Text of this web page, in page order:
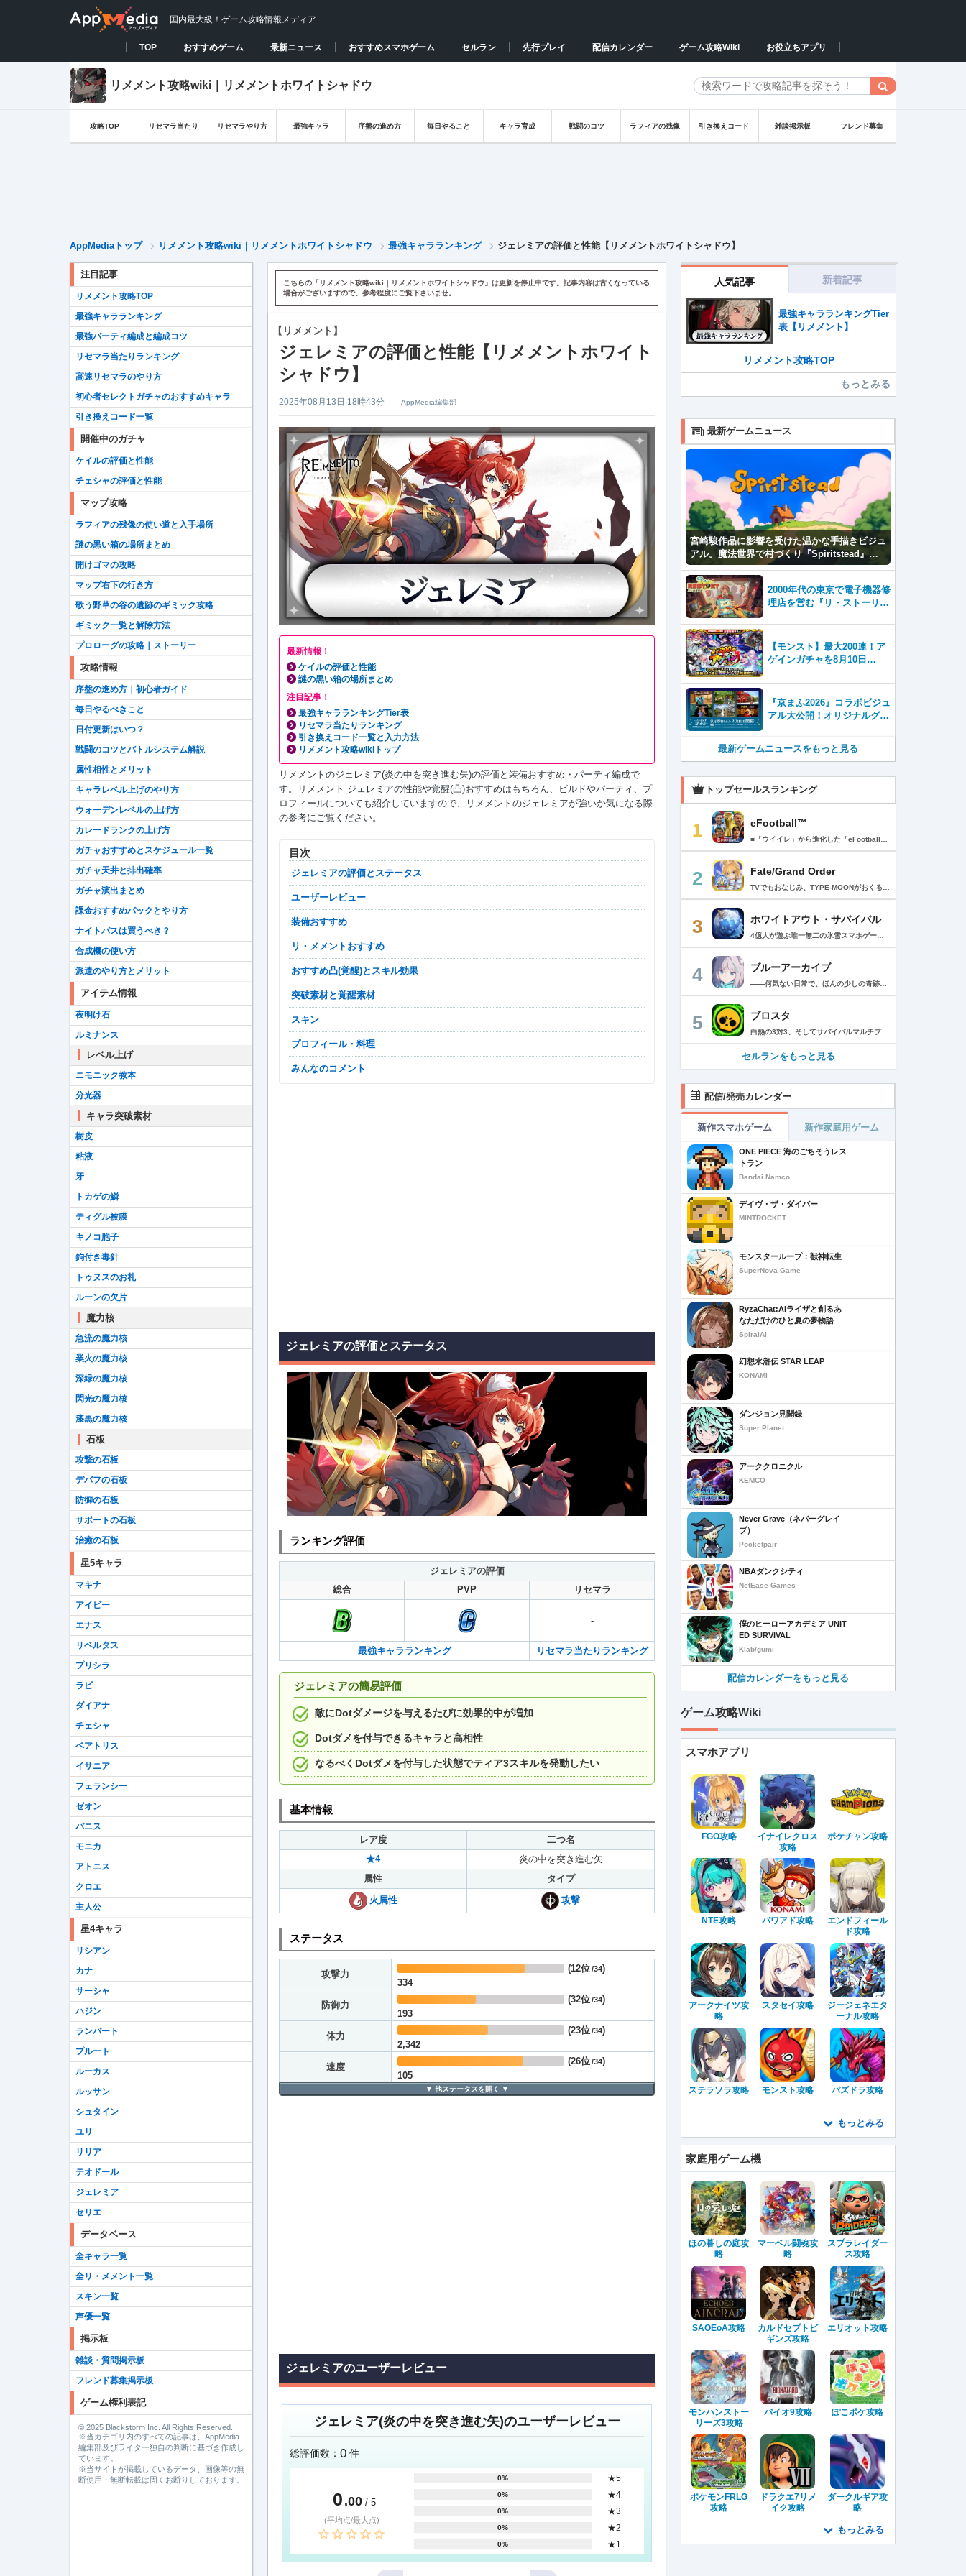
国内最大級！ゲーム攻略情報メディア
TOP おすすめゲーム 最新ニュース おすすめスマホゲーム セルラン 先行プレイ 配信カレンダー ゲーム攻略Wiki お役立ちアプリ
リメメント攻略wiki｜リメメントホワイトシャドウ
攻略TOP リセマラ当たり リセマラやり方 最強キャラ 序盤の進め方 毎日やること キャラ育成 戦闘のコツ ラフィアの残像 引き換えコード 雑談掲示板 フレンド募集
AppMediaトップ リメメント攻略wiki｜リメメントホワイトシャドウ 最強キャラランキング ジェレミアの評価と性能【リメメントホワイトシャドウ】
こちらの「リメメント攻略wiki｜リメメントホワイトシャドウ」は更新を停止中です。記事内容は古くなっている
場合がございますので、参考程度にご覧下さいませ。
【リメメント】
ジェレミアの評価と性能【リメメントホワイト
シャドウ】
2025年08月13日 18時43分 AppMedia編集部
最新情報！
ケイルの評価と性能
謎の黒い箱の場所まとめ
注目記事！
最強キャラランキングTier表
リセマラ当たりランキング
引き換えコード一覧と入力方法
リメメント攻略wikiトップ
リメメントのジェレミア(炎の中を突き進む矢)の評価と装備おすすめ・パーティ編成で
す。リメメント ジェレミアの性能や覚醒(凸)おすすめはもちろん、ビルドやパーティ、プ
ロフィールについても紹介していますので、リメメントのジェレミアが強いか気になる際
の参考にご覧ください。
目次
ジェレミアの評価とステータス
ユーザーレビュー
装備おすすめ
リ・メメントおすすめ
おすすめ凸(覚醒)とスキル効果
突破素材と覚醒素材
スキン
プロフィール・料理
みんなのコメント
ジェレミアの評価とステータス
ランキング評価
ジェレミアの評価
総合 PVP リセマラ
-
最強キャラランキング リセマラ当たりランキング
ジェレミアの簡易評価
敵にDotダメージを与えるたびに効果的中が増加
Dotダメを付与できるキャラと高相性
なるべくDotダメを付与した状態でティア3スキルを発動したい
基本情報
レア度
二つ名
★4
炎の中を突き進む矢
属性
タイプ
火属性
攻撃
ステータス
攻撃力
334
(12位/34)
防御力
193
(32位/34)
体力
2,342
(23位/34)
速度
105
(26位/34)
他ステータスを
ジェレミアのユーザーレビュー
ジェレミア(炎の中を突き進む矢)のユーザーレビュー
総評価数： 0 件
0 .00 / 5
(平均点/最大点)
0% ★5
0% ★4
0% ★3
0% ★2
0% ★1
注目記事
リメメント攻略TOP
最強キャラランキング
最強パーティ編成と編成コツ
リセマラ当たりランキング
高速リセマラのやり方
初心者セレクトガチャのおすすめキャラ
引き換えコード一覧
開催中のガチャ
ケイルの評価と性能
チェシャの評価と性能
マップ攻略
ラフィアの残像の使い道と入手場所
謎の黒い箱の場所まとめ
開けゴマの攻略
マップ右下の行き方
歌う野草の谷の遺跡のギミック攻略
ギミック一覧と解除方法
プロローグの攻略｜ストーリー
攻略情報
序盤の進め方｜初心者ガイド
毎日やるべきこと
日付更新はいつ？
戦闘のコツとバトルシステム解説
属性相性とメリット
キャラレベル上げのやり方
ウォーデンレベルの上げ方
カレードランクの上げ方
ガチャおすすめとスケジュール一覧
ガチャ天井と排出確率
ガチャ演出まとめ
課金おすすめパックとやり方
ナイトパスは買うべき？
合成機の使い方
派遣のやり方とメリット
アイテム情報
夜明け石
ルミナンス
レベル上げ
ニモニック教本
分光器
キャラ突破素材
樹皮
粘液
牙
トカゲの鱗
ティグル被膜
キノコ胞子
鉤付き毒針
トゥヌスのお札
ルーンの欠片
魔力核
急流の魔力核
業火の魔力核
深緑の魔力核
閃光の魔力核
漆黒の魔力核
石板
攻撃の石板
デバフの石板
防御の石板
サポートの石板
治癒の石板
星5キャラ
マキナ
アイビー
エナス
リベルタス
プリシラ
ラビ
ダイアナ
チェシャ
ベアトリス
イサニア
フェランシー
ゼオン
バニス
モニカ
アトニス
クロエ
主人公
星4キャラ
リシアン
カナ
サーシャ
ハジン
ランパート
プルート
ルーカス
ルッサン
シュタイン
ユリ
リリア
テオドール
ジェレミア
セリエ
データベース
全キャラ一覧
全リ・メメント一覧
スキン一覧
声優一覧
掲示板
雑談・質問掲示板
フレンド募集掲示板
ゲーム権利表記
© 2025 Blackstorm Inc. All Rights Reserved.
※当カテゴリ内のすべての記事は、AppMedia
編集部及びライター独自の判断に基づき作成し
ています。
※当サイトが掲載しているデータ、画像等の無
断使用・無断転載は固くお断りしております。
人気記事 新着記事
最強キャラランキングTier
表【リメメント】
リメメント攻略TOP
もっとみる
最新ゲームニュース
宮崎駿作品に影響を受けた温かな手描きビジュ
アル。魔法世界で村づくり『Spiritstead』本
日発売
2000年代の東京で電子機器修
理店を営む『リ・ストーリ
y)』本日Steamで配信開始
【モンスト】最大200連！ア
ゲインガチャを8月10日
『京まふ2026』コラボビジュ
アル大公開！オリジナルグッ
最新ゲームニュースをもっと見る
トップセールスランキング
1 eFootball™
2 Fate/Grand Order
3 ホワイトアウト・サバイバル
4 ブルーアーカイブ
5 ブロスタ
白熱の3対3、そしてサバイバルマルチプレイを楽しめるモバイルゲーム！3分間で展開する様々なゲームモード… 友達と共闘するもよし、一人で戦うもよし。 強力な必殺技や特殊能力を持ったキャラクターを入手して、アップグレードしましょう。ユニークなスキンを集めれば、戦場でひときわ目立つこと間違いなし！ブロスタワールドの不思議なステージで、バトルを繰り広げましょう！ ブロスタは無料でダウンロードおよびプレイが可能ですが、一部のゲーム内アイテムを有料で購入いただくことも可能です（ランダムなアイテムを含む）。ゲーム内アイテムの有料購入を希望しない場合は、デバイスの設定からアプリ内課金を無効にしてください。 様々なゲームモードで戦おう エメラルドハント（3対3）：チームの仲間と共に敵チームに勝利！エメラルドを10個集めたら最後まで守り抜きましょう。倒されるとエメラルドも失います。 バトルロイヤル（ソロ/デュオ）：生き残りをかけたサバイバルモード。キャラクターのパワーアップを集めましょう。デュオまたはソロモードを選んだら、大混乱の戦場で最後まで生き延びた者が勝者となります。そして勝者がすべてを独り占めします！ ブロストライカー（3対3）：ひと味違うゲームモードです！サッカーの腕試しといきましょう。先に2ゴールを決めたチームが勝利します。なおレッドカードはありませんので、激しいバトルにご注意ください。 賞金稼ぎ（3対3）：敵を倒して星を獲得！自分の星も守り抜きましょう。より多くの星を集めたチームの勝利です。 強奪（3対3）：チームの金庫を守りながら、敵チームの金庫の破壊を目指します。ひっそりと前進したら、豪快にお宝までの道を切り拓きましょう！ 特別イベント：期間限定の特別な対人および対CPUゲームモードです。 チャンピオンシップチャレンジ：ブロスタのゲーム内予選に参加して、eスポーツの世界に飛び込みましょう！ キャラクターのアンロックとアップグレード 強力な必殺技や特殊能力を持ったキャラクターを集めて、アップグレードしましょう。キャラクターを強化して、ユニークなスキンを集めましょう。 ブロスタパス クエストやブロスタボックス、エメラルド、ピンズ、そしてブロスタパス限定スキンなど、特典が盛りだくさん！シーズンごとに特典は変わります。 MVPプレイヤーになろう ローカルのランキングを駆け上がり、あなたの強さを証明しましょう！ どんな時も進化しよう 新たなキャラクターやスキン、マップ、特別イベント、ゲームモードを探し求めましょう。 特徴： 3対3のリアルタイム対戦で世界中のプレイヤーとバトル 白熱のモバイル向けサバイバルマルチプレイ 独自の攻撃や必殺技を持った、強力な新キャラクターをアンロック 日々入れ替わるイベントとゲームモード バトルは一人でも、フレンドと一緒でもプレイ可能 グローバルまたはローカルのランキングを駆け上がろう 仲間とクラブを結成したり参加したりして、情報交換しながら共に戦おう スキンをアンロックしてキャラクターをカスタマイズ プレイヤーが作った攻略の難しい新マップ クラッシュ・オブ・クラン、クラッシュ・ロワイヤル、ブーム・ビーチの制作会社がお届けするバトルゲーム！ サポート： サポートが必要な際は、ゲーム内の設定の「ヘルプとサポート」からご連絡いただくか、http://supercell.helpshift.com/a/brawl-stars/をご覧ください。 プライバシーポリシー： http://supercell.com/en/privacy-policy/jp/ サービス利用規約： http://supercell.com/en/terms-of-service/jp/ 保護者の皆さまへ： http://supercell.com/en/parents/jp/
セルランをもっと見る
配信/発売カレンダー
新作スマホゲーム 新作家庭用ゲーム
ONE PIECE 海のごちそうレス
トラン
Bandai Namco
デイヴ・ザ・ダイバー
MINTROCKET
モンスターループ：獣神転生
SuperNova Game
RyzaChat:AIライザと創るあ
なただけのひと夏の夢物語
SpiralAI
幻想水滸伝 STAR LEAP
KONAMI
ダンジョン見聞録
Super Planet
アーククロニクル
KEMCO
Never Grave（ネバーグレイ
ブ）
Pocketpair
NBAダンクシティ
NetEase Games
僕のヒーローアカデミア UNIT
ED SURVIVAL
Klab/gumi
配信カレンダーをもっと見る
ゲーム攻略Wiki
スマホアプリ
FGO攻略
イナイレクロス
攻略
ポケチャン攻略
NTE攻略 パワアド攻略
エンドフィール
ド攻略
アークナイツ攻
略
スタセイ攻略
ジージェネエタ
ーナル攻略
ステラソラ攻略 モンスト攻略 パズドラ攻略
もっとみる
家庭用ゲーム機
ほの暮しの庭攻
略
マーベル闘魂攻
略
スプラレイダー
ス攻略
SAOEoA攻略
カルドセプトビ
ギンズ攻略
エリオット攻略
モンハンストー
リーズ3攻略
バイオ9攻略 ぽこポケ攻略
ポケモンFRLG
攻略
ドラクエ7リメ
イク攻略
ダークルギア攻
略
もっとみる